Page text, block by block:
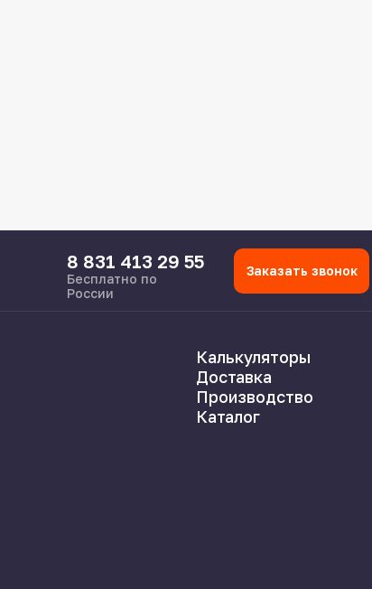
Заказать звонок
8 831 413 29 55
Бесплатно по
России
Калькуляторы
Доставка
Производство
Каталог